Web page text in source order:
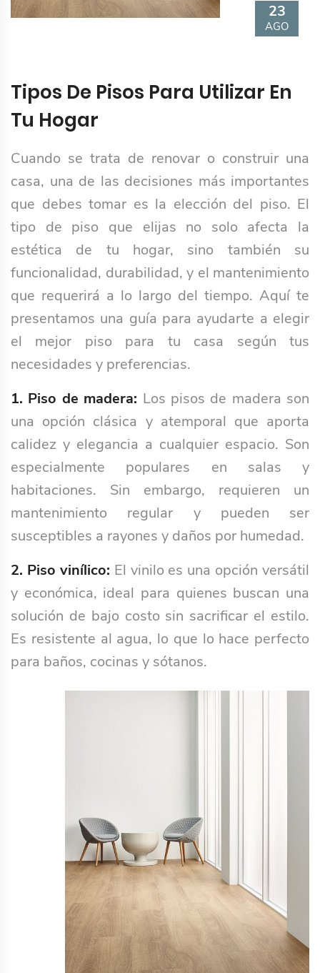
23
AGO
Tipos De Pisos Para Utilizar En
Tu Hogar
Cuando se trata de renovar o construir una
casa, una de las decisiones más importantes
que debes tomar es la elección del piso. El
tipo de piso que elijas no solo afecta la
estética de tu hogar, sino también su
funcionalidad, durabilidad, y el mantenimiento
que requerirá a lo largo del tiempo. Aquí te
presentamos una guía para ayudarte a elegir
el mejor piso para tu casa según tus
necesidades y preferencias.
1. Piso de madera: Los pisos de madera son
una opción clásica y atemporal que aporta
calidez y elegancia a cualquier espacio. Son
especialmente populares en salas y
habitaciones. Sin embargo, requieren un
mantenimiento regular y pueden ser
susceptibles a rayones y daños por humedad.
2. Piso vinílico: El vinilo es una opción versátil
y económica, ideal para quienes buscan una
solución de bajo costo sin sacrificar el estilo.
Es resistente al agua, lo que lo hace perfecto
para baños, cocinas y sótanos.